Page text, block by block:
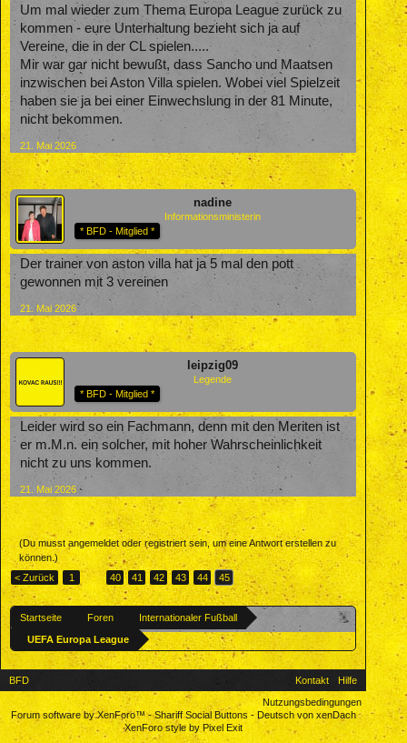
Um mal wieder zum Thema Europa League zurück zu
kommen - eure Unterhaltung bezieht sich ja auf
Vereine, die in der CL spielen.....
Mir war gar nicht bewußt, dass Sancho und Maatsen
inzwischen bei Aston Villa spielen. Wobei viel Spielzeit
haben sie ja bei einer Einwechslung in der 81 Minute,
nicht bekommen.
21. Mai 2026
nadine
Informationsministerin
* BFD - Mitglied *
Der trainer von aston villa hat ja 5 mal den pott
gewonnen mit 3 vereinen
21. Mai 2026
leipzig09
Legende
* BFD - Mitglied *
Leider wird so ein Fachmann, denn mit den Meriten ist
er m.M.n. ein solcher, mit hoher Wahrscheinlichkeit
nicht zu uns kommen.
21. Mai 2026
(Du musst angemeldet oder registriert sein, um eine Antwort erstellen zu
können.)
< Zurück
1 ← 40 41 42 43 44 45
Startseite Foren
Internationaler Fußball
UEFA Europa League
BFD Kontakt
Hilfe
Nutzungsbedingungen
Forum software by XenForo™-Shariff Social Buttons-Deutsch von xenDach
XenForo style by Pixel Exit